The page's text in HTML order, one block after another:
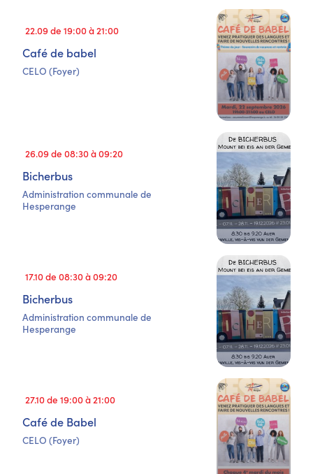
22.09 de 19:00 à 21:00
Café de babel
CELO (Foyer)
26.09 de 08:30 à 09:20
Bicherbus
Administration communale de
Hesperange
17.10 de 08:30 à 09:20
Bicherbus
Administration communale de
Hesperange
27.10 de 19:00 à 21:00
Café de Babel
CELO (Foyer)